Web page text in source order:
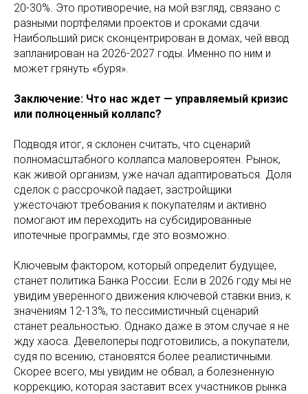
20-30%. Это противоречие, на мой взгляд, связано с
разными портфелями проектов и сроками сдачи.
Наибольший риск сконцентрирован в домах, чей ввод
запланирован на 2026-2027 годы. Именно по ним и
может грянуть «буря».
Заключение: Что нас ждет — управляемый кризис
или полноценный коллапс?
Подводя итог, я склонен считать, что сценарий
полномасштабного коллапса маловероятен. Рынок,
как живой организм, уже начал адаптироваться. Доля
сделок с рассрочкой падает, застройщики
ужесточают требования к покупателям и активно
помогают им переходить на субсидированные
ипотечные программы, где это возможно.
Ключевым фактором, который определит будущее,
станет политика Банка России. Если в 2026 году мы не
увидим уверенного движения ключевой ставки вниз, к
значениям 12-13%, то пессимистичный сценарий
станет реальностью. Однако даже в этом случае я не
жду хаоса. Девелоперы подготовились, а покупатели,
судя по всению, становятся более реалистичными.
Скорее всего, мы увидим не обвал, а болезненную
коррекцию, которая заставит всех участников рынка